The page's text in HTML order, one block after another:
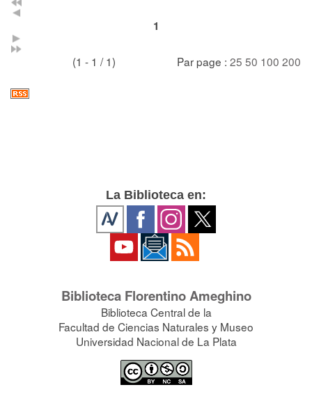
1
(1 - 1 / 1) Par page : 25 50 100 200
La Biblioteca en:
Biblioteca Florentino Ameghino
Biblioteca Central de la
Facultad de Ciencias Naturales y Museo
Universidad Nacional de La Plata